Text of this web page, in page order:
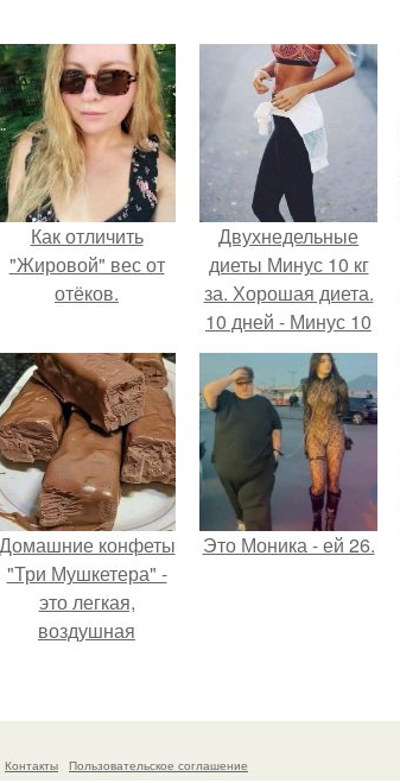
Как отличить
"Жировой" вес от
отёков.
Двухнедельные
диеты Минус 10 кг
за. Хорошая диета.
10 дней - Минус 10
кг.
Домашние конфеты
"Три Мушкетера" -
это легкая,
воздушная
молочным
Это Моника - ей 26.
Контакты Пользовательское соглашение